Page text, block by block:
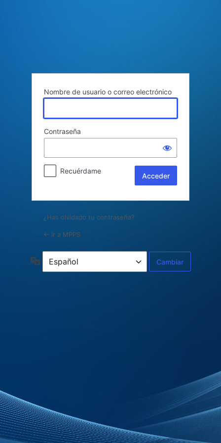
Nombre de usuario o correo electrónico
Contraseña
Recuérdame
¿Has olvidado tu contraseña?
← Ir a MPPS
Idioma